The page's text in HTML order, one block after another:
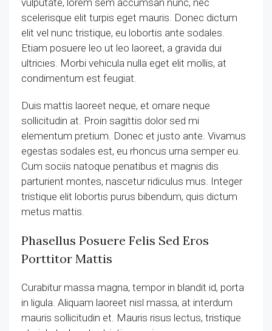
scelerisque elit turpis eget mauris. Donec dictum
elit vel nunc tristique, eu lobortis ante sodales.
Etiam posuere leo ut leo laoreet, a gravida dui
ultricies. Morbi vehicula nulla eget elit mollis, at
condimentum est feugiat.
Duis mattis laoreet neque, et ornare neque
sollicitudin at. Proin sagittis dolor sed mi
elementum pretium. Donec et justo ante. Vivamus
egestas sodales est, eu rhoncus urna semper eu.
Cum sociis natoque penatibus et magnis dis
parturient montes, nascetur ridiculus mus. Integer
tristique elit lobortis purus bibendum, quis dictum
metus mattis.
Phasellus Posuere Felis Sed Eros
Porttitor Mattis
Curabitur massa magna, tempor in blandit id, porta
in ligula. Aliquam laoreet nisl massa, at interdum
mauris sollicitudin et. Mauris risus lectus, tristique